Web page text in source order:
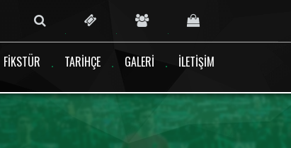
FIKSTÜR TARIHÇE GALERI İLETIŞIM